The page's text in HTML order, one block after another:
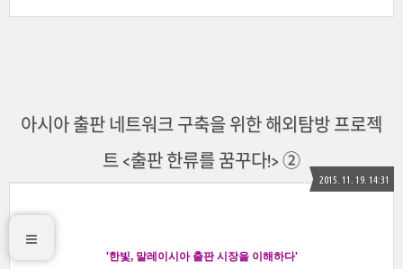
아시아 출판 네트워크 구축을 위한 해외탐방 프로젝
트 <출판 한류를 꿈꾸다!> ②
2015. 11. 19. 14:31
'한빛, 말레이시아 출판 시장을 이해하다'